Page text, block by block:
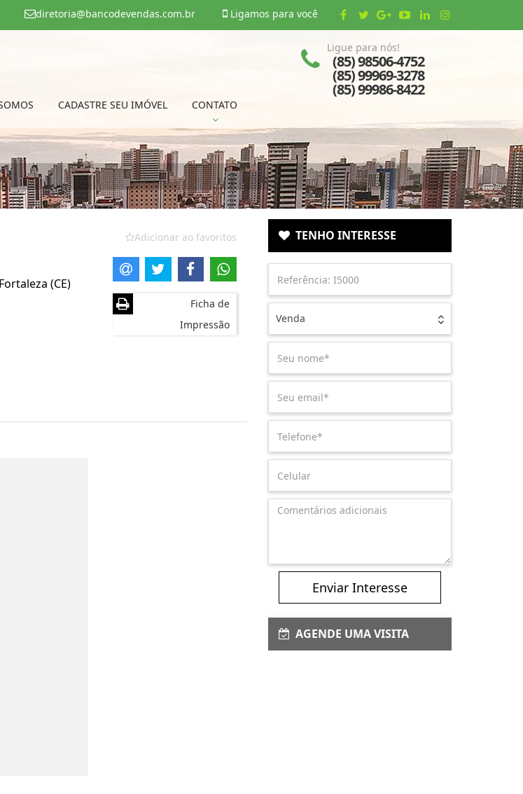
Ligamos para você
diretoria@bancodevendas.com.br
CADASTRE SEU IMÓVEL CONTATO
Ligue para nós!
(85) 98506-4752
(85) 99969-3278
(85) 99986-8422
(CE)
Adicionar ao favoritos
Ficha de
Impressão
TENHO INTERESSE
Venda
Enviar Interesse
AGENDE UMA VISITA